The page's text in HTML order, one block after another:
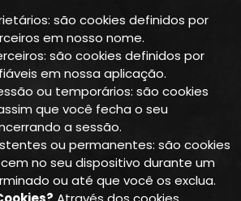
são cookies definidos por
em nosso nome.
são cookies definidos por
em nossa aplicação.
ou temporários: são cookies
que você fecha o seu
a sessão.
ou permanentes: são cookies
no seu dispositivo durante um
ou até que você os exclua.